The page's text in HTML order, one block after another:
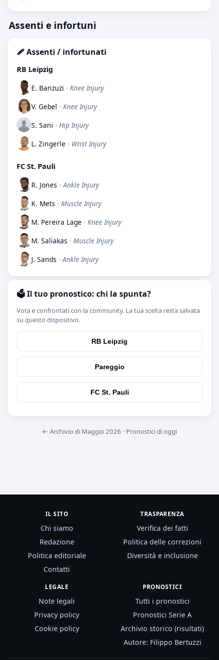
Assenti e infortuni
🩹 Assenti / infortunati
RB Leipzig
E. Banzuzi · Knee Injury
V. Gebel · Knee Injury
S. Sani · Hip Injury
L. Zingerle · Wrist Injury
FC St. Pauli
R. Jones · Ankle Injury
K. Mets · Muscle Injury
M. Pereira Lage · Knee Injury
M. Saliakas · Muscle Injury
J. Sands · Ankle Injury
🗳️ Il tuo pronostico: chi la spunta?
Vota e confrontati con la community. La tua scelta resta salvata
su questo dispositivo.
RB Leipzig
Pareggio
FC St. Pauli
← Archivio di Maggio 2026 · Pronostici di oggi
IL SITO
Chi siamo
Redazione
Politica editoriale
Contatti
TRASPARENZA
Verifica dei fatti
Politica delle correzioni
Diversità e inclusione
LEGALE
Note legali
Privacy policy
Cookie policy
PRONOSTICI
Tutti i pronostici
Pronostici Serie A
Archivio storico (risultati)
Autore: Filippo Bertuzzi